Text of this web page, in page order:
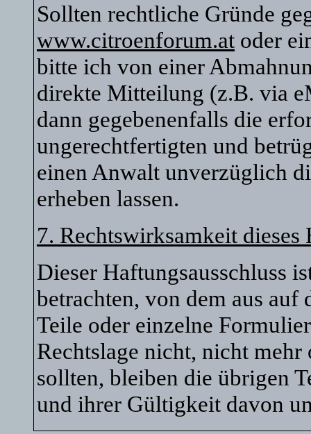
Sollten rechtliche Gründe
www.citroenforum.at oder
bitte ich von einer
direkte Mitteilung (z.B. via
dann gegebenenfalls die
ungerechtfertigten und
einen Anwalt unverzüglich
erheben lassen.
7. Rechtswirksamkeit dieses
Dieser Haftungsausschluss
betrachten, von dem aus auf
Teile oder einzelne
Rechtslage nicht, nicht
sollten, bleiben die übrigen
und ihrer Gültigkeit davon